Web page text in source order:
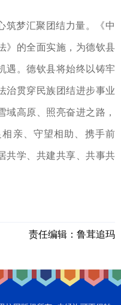
筑梦汇聚团结力量。《中
》的全面实施，为德钦县
遇。德钦县将始终以铸牢
治贯穿民族团结进步事业
域高原、照亮奋进之路，
亲、守望相助、携手前
共学、共建共享、共事共
责任编辑： 鲁茸追玛